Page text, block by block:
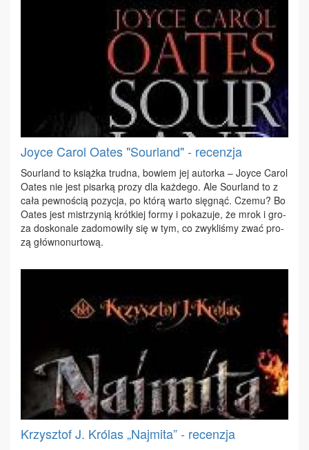
Joyce Carol Oates "Sourland" - recenzja
So­ur­land to książ­ka trud­na, bo­wiem jej au­tor­ka – Joy­ce Ca­rol
Oates nie jest pi­sar­ką pro­zy dla każ­de­go. Ale So­ur­land to z
ca­ła pew­no­ścią po­zy­cja, po któ­rą war­to się­gnąć. Cze­mu? Bo
Oates jest mi­strzy­nią krót­kiej for­my i po­ka­zu­je, że mrok i gro­
za do­sko­na­le za­do­mo­wi­ły się w tym, co zwy­kli­śmy zwać pro­
zą głów­no­nur­to­wą.
Krzysztof J. Królas „Najmita” - recenzja